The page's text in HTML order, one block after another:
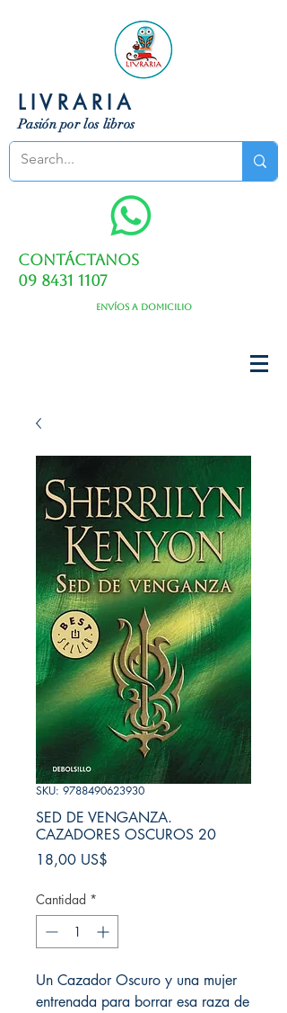
LIVRARIA
Pasión por los libros
Contáctanos
09 8431 1107
Envíos a domicilio
SKU: 9788490623930
SED DE VENGANZA.
CAZADORES OSCUROS 20
18,00 US$
Cantidad *
Un Cazador Oscuro y una mujer
entrenada para borrar esa raza de